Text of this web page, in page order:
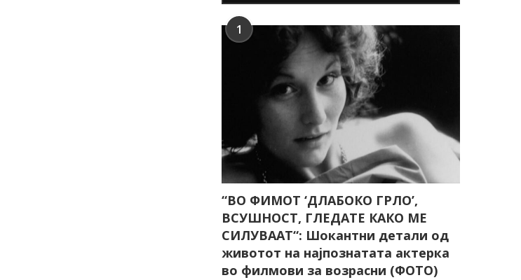
1
“ВО ФИМОТ ‘ДЛАБОКО ГРЛО’,
ВСУШНОСТ, ГЛЕДАТЕ КАКО МЕ
СИЛУВААТ“: Шокантни детали од
животот на најпознатата актерка
во филмови за возрасни (ФОТО)